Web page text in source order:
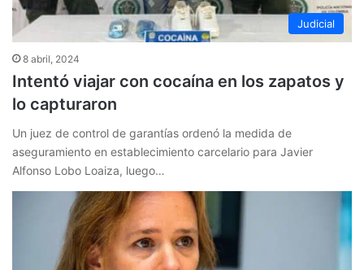
Judicial
8 abril, 2024
Intentó viajar con cocaína en los zapatos y
lo capturaron
Un juez de control de garantías ordenó la medida de
aseguramiento en establecimiento carcelario para Javier
Alfonso Lobo Loaiza, luego…